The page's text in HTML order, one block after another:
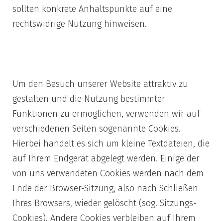
sollten konkrete Anhaltspunkte auf eine
rechtswidrige Nutzung hinweisen.
Um den Besuch unserer Website attraktiv zu
gestalten und die Nutzung bestimmter
Funktionen zu ermöglichen, verwenden wir auf
verschiedenen Seiten sogenannte Cookies.
Hierbei handelt es sich um kleine Textdateien, die
auf Ihrem Endgerät abgelegt werden. Einige der
von uns verwendeten Cookies werden nach dem
Ende der Browser-Sitzung, also nach Schließen
Ihres Browsers, wieder gelöscht (sog. Sitzungs-
Cookies). Andere Cookies verbleiben auf Ihrem